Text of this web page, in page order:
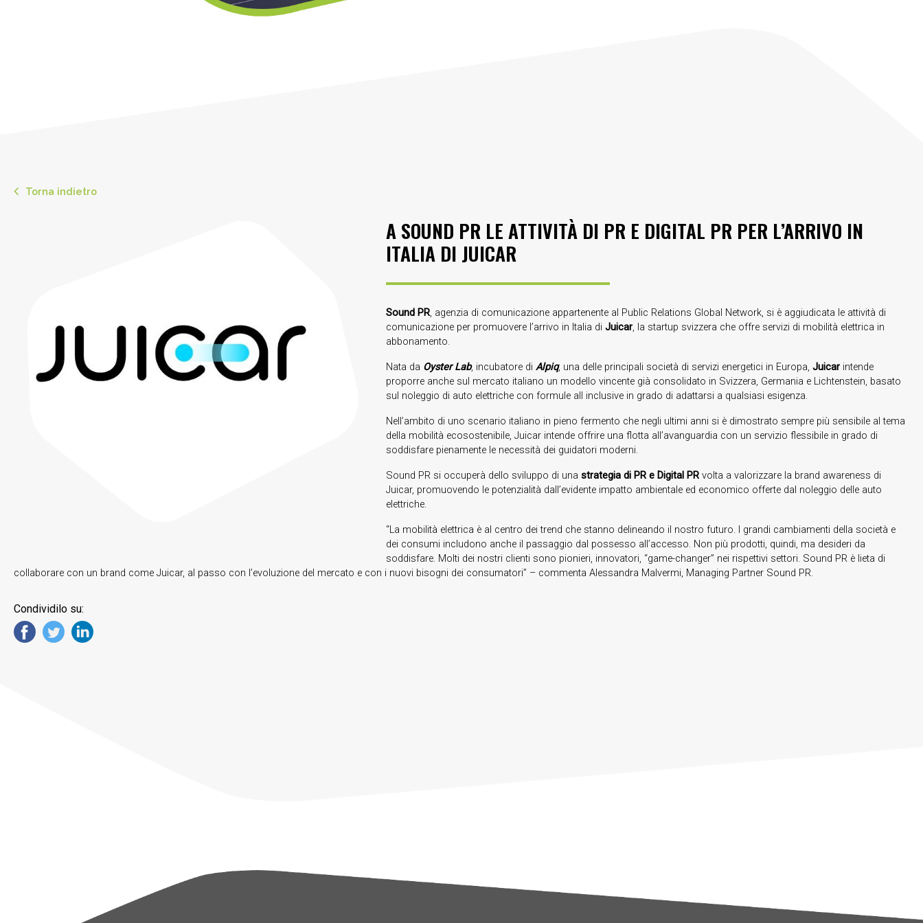
Torna indietro
A SOUND PR LE ATTIVITÀ DI PR E DIGITAL PR PER L’ARRIVO IN
ITALIA DI JUICAR
Sound PR, agenzia di comunicazione appartenente al Public Relations Global Network, si è aggiudicata le attività di
comunicazione per promuovere l’arrivo in Italia di Juicar, la startup svizzera che offre servizi di mobilità elettrica in
abbonamento.
Nata da Oyster Lab, incubatore di Alpiq, una delle principali società di servizi energetici in Europa, Juicarintende
proporre anche sul mercato italiano un modello vincente già consolidato in Svizzera, Germania e Lichtenstein, basato
sul noleggio di auto elettriche con formule all inclusive in grado di adattarsi a qualsiasi esigenza.
Nell’ambito di uno scenario italiano in pieno fermento che negli ultimi anni si è dimostrato sempre più sensibile al tema
della mobilità ecosostenibile, Juicar intende offrire una flotta all’avanguardia con un servizio flessibile in grado di
soddisfare pienamente le necessità dei guidatori moderni.
Sound PR si occuperà dello sviluppo di una strategia di PR e Digital PRvolta a valorizzare la brand awareness di
Juicar, promuovendo le potenzialità dall’evidente impatto ambientale ed economico offerte dal noleggio delle auto
elettriche.
“La mobilità elettrica è al centro dei trend che stanno delineando il nostro futuro. I grandi cambiamenti della società e
dei consumi includono anche il passaggio dal possesso all’accesso. Non più prodotti, quindi, ma desideri da
soddisfare. Molti dei nostri clienti sono pionieri, innovatori, “game-changer” nei rispettivi settori. Sound PR è lieta di
collaborare con un brand come Juicar, al passo con l’evoluzione del mercato e con i nuovi bisogni dei consumatori” – commenta Alessandra Malvermi, Managing Partner Sound PR.
Condividilo su: